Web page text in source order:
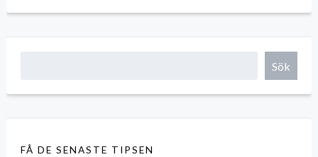
Sök
FÅ DE SENASTE TIPSEN